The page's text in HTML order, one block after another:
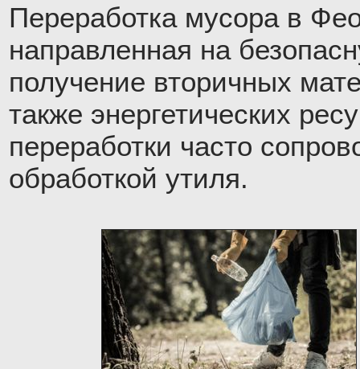
Переработка мусора в
направленная на
получение вторичных
также энергетических
переработки часто
обработкой утиля.